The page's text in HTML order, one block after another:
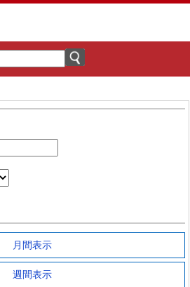
月間表示
週間表示